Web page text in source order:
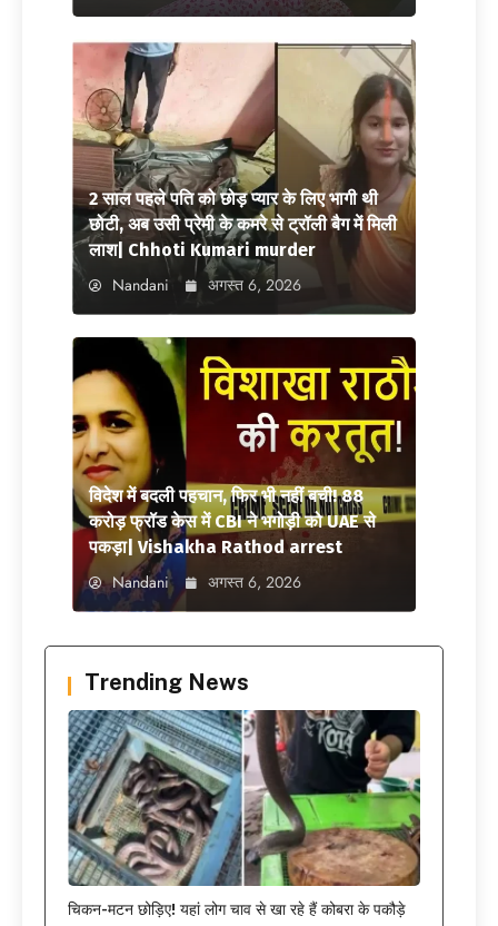
2 साल पहले पति को छोड़ प्यार के लिए भागी थी
छोटी, अब उसी प्रेमी के कमरे से ट्रॉली बैग में मिली
लाश| Chhoti Kumari murder
Nandani अगस्त 6, 2026
विदेश में बदली पहचान, फिर भी नहीं बची! 88
करोड़ फ्रॉड केस में CBI ने भगोड़ी को UAE से
पकड़ा| Vishakha Rathod arrest
Nandani अगस्त 6, 2026
Trending News
चिकन-मटन छोड़िए! यहां लोग चाव से खा रहे हैं कोबरा के पकौड़े